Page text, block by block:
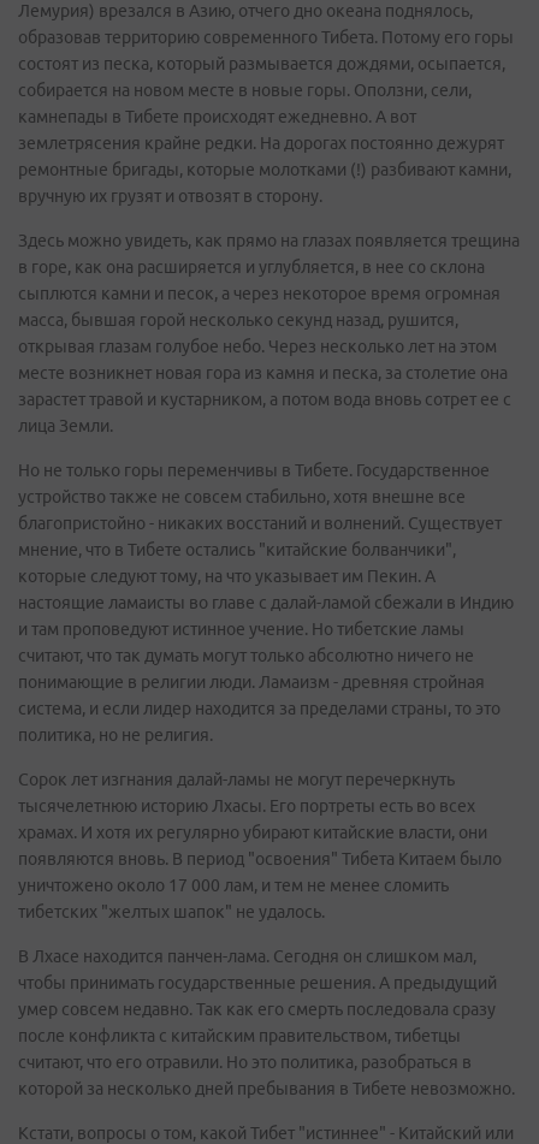
Лемурия) врезался в Азию, отчего дно океана поднялось,
образовав территорию современного Тибета. Потому его горы
состоят из песка, который размывается дождями, осыпается,
собирается на новом месте в новые горы. Оползни, сели,
камнепады в Тибете происходят ежедневно. А вот
землетрясения крайне редки. На дорогах постоянно дежурят
ремонтные бригады, которые молотками (!) разбивают камни,
вручную их грузят и отвозят в сторону.
Здесь можно увидеть, как прямо на глазах появляется трещина
в горе, как она расширяется и углубляется, в нее со склона
сыплются камни и песок, а через некоторое время огромная
масса, бывшая горой несколько секунд назад, рушится,
открывая глазам голубое небо. Через несколько лет на этом
месте возникнет новая гора из камня и песка, за столетие она
зарастет травой и кустарником, а потом вода вновь сотрет ее с
лица Земли.
Но не только горы переменчивы в Тибете. Государственное
устройство также не совсем стабильно, хотя внешне все
благопристойно - никаких восстаний и волнений. Существует
мнение, что в Тибете остались "китайские болванчики",
которые следуют тому, на что указывает им Пекин. А
настоящие ламаисты во главе с далай-ламой сбежали в Индию
и там проповедуют истинное учение. Но тибетские ламы
считают, что так думать могут только абсолютно ничего не
понимающие в религии люди. Ламаизм - древняя стройная
система, и если лидер находится за пределами страны, то это
политика, но не религия.
Сорок лет изгнания далай-ламы не могут перечеркнуть
тысячелетнюю историю Лхасы. Его портреты есть во всех
храмах. И хотя их регулярно убирают китайские власти, они
появляются вновь. В период "освоения" Тибета Китаем было
уничтожено около 17 000 лам, и тем не менее сломить
тибетских "желтых шапок" не удалось.
В Лхасе находится панчен-лама. Сегодня он слишком мал,
чтобы принимать государственные решения. А предыдущий
умер совсем недавно. Так как его смерть последовала сразу
после конфликта с китайским правительством, тибетцы
считают, что его отравили. Но это политика, разобраться в
которой за несколько дней пребывания в Тибете невозможно.
Кстати, вопросы о том, какой Тибет "истиннее" - Китайский или